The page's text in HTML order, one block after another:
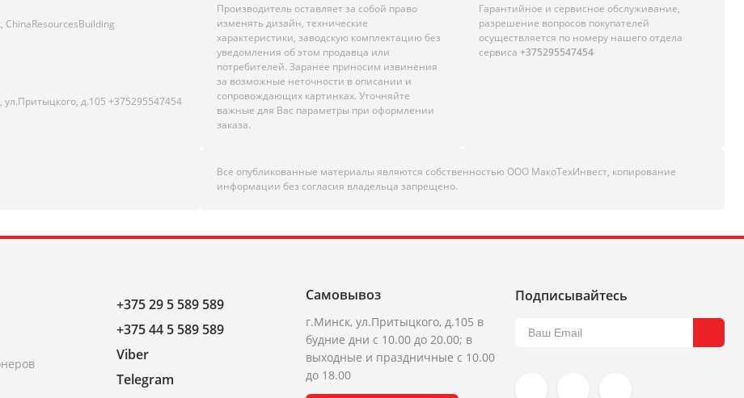
ChinaResourcesBuilding
д.105 +375295547454
Производитель оставляет за собой право
изменять дизайн, технические
характеристики, заводскую комплектацию без
уведомления об этом продавца или
потребителей. Заранее приносим извинения
за возможные неточности в описании и
сопровождающих картинках. Уточняйте
важные для Вас параметры при оформлении
заказа.
Гарантийное и сервисное обслуживание,
разрешение вопросов покупателей
осуществляется по номеру нашего отдела
сервиса +375295547454
Все опубликованные материалы являются собственностью ООО МакоТехИнвест, копирование
информации без согласия владельца запрещено.
+375 29 5 589 589
+375 44 5 589 589
Viber
Telegram
Самовывоз
г.Минск, ул.Притыцкого, д.105 в
будние дни с 10.00 до 20.00; в
выходные и праздничные с 10.00
до 18.00
Подписывайтесь